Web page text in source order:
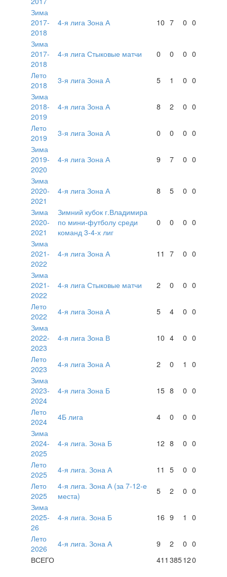
Зима
2017-
2018
4-я лига Зона А 10 7 0 0
Зима
2017-
2018
4-я лига Стыковые матчи 0 0 0 0
Лето
2018
3-я лига Зона А 5 1 0 0
Зима
2018-
2019
4-я лига Зона А 8 2 0 0
Лето
2019
3-я лига Зона А 0 0 0 0
Зима
2019-
2020
4-я лига Зона А 9 7 0 0
Зима
2020-
2021
4-я лига Зона А 8 5 0 0
Зима
2020-
2021
Зимний кубок г.Владимира
по мини-футболу среди
команд 3-4-х лиг
0 0 0 0
Зима
2021-
2022
4-я лига Зона А 11 7 0 0
Зима
2021-
2022
4-я лига Стыковые матчи 2 0 0 0
Лето
2022
4-я лига Зона А 5 4 0 0
Зима
2022-
2023
4-я лига Зона В 10 4 0 0
Лето
2023
4-я лига Зона А 2 0 1
0
Зима
2023-
2024
4-я лига Зона Б 15 8 0 0
Лето
2024
4Б лига 4 0 0 0
Зима
2024-
2025
4-я лига. Зона Б 12 8 0 0
Лето
2025
4-я лига. Зона А 11 5 0 0
Лето
2025
4-я лига. Зона А (за 7-12-е
места)
5 2 0 0
Зима
2025-
26
4-я лига. Зона Б 16 9 1 0
Лето
2026
4-я лига. Зона А 9 2 0 0
ВСЕГО
411 385120